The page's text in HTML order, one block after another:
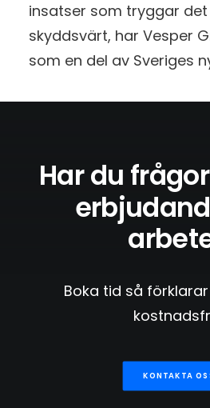
insatser som tryggar
skyddsvärt, har Vesper
som en del av Sveriges
Hardu frågor
Boka tid så
KONTAKTA